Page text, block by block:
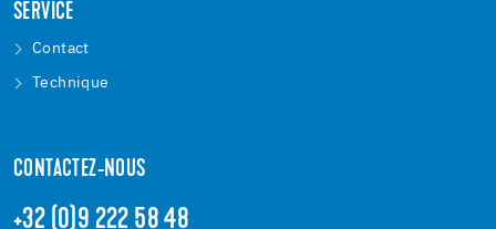
SERVICE
Contact
Technique
CONTACTEZ-NOUS
+32 (0)9 222 58 48